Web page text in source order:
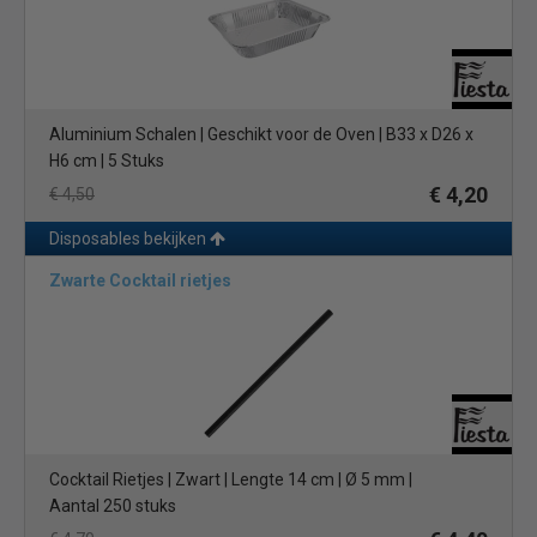
perfect geschikt voor een breed scala aan gerechten, van
sandwiches en salades tot lichte maaltijden en snacks.
De palmblad wegwerpborden daarentegen zijn uniek en stijlvol
vanwege hun natuurlijke en organische uitstraling. Ze zijn
gemaakt van de gedroogde bladeren van de areca-palmboom
en hebben een natuurlijke textuur die elke bord uniek maakt.
Deze borden zijn perfect voor een chique evenement, zoals een
gasten.
Beide wegwerpborden zijn geschikt voor eenmalig gebruik, wat
betekent dat u na afloop van uw evenement of bijeenkomst niet
hoeft te wassen en schoon te maken. Dit bespaart u tijd en geld,
en helpt u om uw bedrijf efficiënter te runnen.
Kortom, deze wegwerpborden zijn een milieuvriendelijke en
papieren wegwerpborden of de palmblad wegwerpborden, u
kunt er zeker van zijn dat u uw gasten op een duurzame en
elegante manier serveert.
Aluminium Schalen | Geschikt voor de Oven | B33 x D26 x
H6 cm | 5 Stuks
€ 4,50
€ 4,20
Disposables bekijken
Zwarte Cocktail rietjes
Cocktail Rietjes | Zwart | Lengte 14 cm | Ø 5 mm |
Aantal 250 stuks